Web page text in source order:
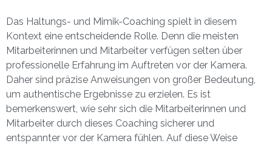
Das Haltungs- und Mimik-Coaching spielt in diesem
Kontext eine entscheidende Rolle. Denn die meisten
Mitarbeiterinnen und Mitarbeiter verfügen selten über
professionelle Erfahrung im Auftreten vor der Kamera.
Daher sind präzise Anweisungen von großer Bedeutung,
um authentische Ergebnisse zu erzielen. Es ist
bemerkenswert, wie sehr sich die Mitarbeiterinnen und
Mitarbeiter durch dieses Coaching sicherer und
entspannter vor der Kamera fühlen. Auf diese Weise